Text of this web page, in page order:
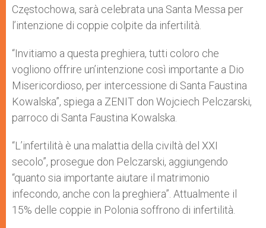
Częstochowa, sarà celebrata una Santa Messa per
l’intenzione di coppie colpite da infertilità.
“Invitiamo a questa preghiera, tutti coloro che
vogliono offrire un’intenzione così importante a Dio
Misericordioso, per intercessione di Santa Faustina
Kowalska”, spiega a ZENIT don Wojciech Pelczarski,
parroco di Santa Faustina Kowalska.
“L’infertilità è una malattia della civiltà del XXI
secolo”, prosegue don Pelczarski, aggiungendo
“quanto sia importante aiutare il matrimonio
infecondo, anche con la preghiera”. Attualmente il
15% delle coppie in Polonia soffrono di infertilità.